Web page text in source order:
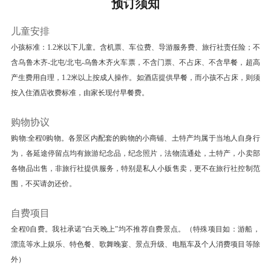
雪山中，处处是一幅幅美丽的画卷。禾木乡是中国
西部最北端的乡。禾木村是由保持着最完整民族传
统的图瓦人集中生活居住地、是著名的图瓦人村庄
之一，也是仅存的3个图瓦人村落（禾木村、喀纳
斯村和白哈巴村）中最远和最大的村庄，总面积
3040平方公里，全乡现有1800余人，其中蒙古族
图瓦人有1400多人，以蒙古族图瓦人和哈萨克族
为主，他们的木屋散布在山地草原上。
后入住酒店休息。
交通说明：此天行程安排越野车，4人一台车，如
不够人数，需与其它客人拼车。
餐饮
早餐：自理
中餐：自理
晚餐：自理
儿童安排
小孩标准：1.2米以下儿童。含机票、车位费、导游服务费、旅行社责任险；不
含乌鲁木齐-北屯/北屯-乌鲁木齐火车票，不含门票、不占床、不含早餐，超高
产生费用自理，1.2米以上按成人操作。如酒店提供早餐，而小孩不占床，则须
按入住酒店收费标准，由家长现付早餐费。
购物协议
购物:全程0购物。各景区内配套的购物的小商铺、土特产均属于当地人自身行
为，各延途停留点均有旅游纪念品，纪念照片，法物流通处，土特产，小卖部
各物品出售，非旅行社提供服务，特别是私人小贩售卖，更不在旅行社控制范
围，不买请勿还价。
自费项目
全程0自费。我社承诺“白天晚上”均不推荐自费景点。（特殊项目如：游船，
漂流等水上娱乐、特色餐、歌舞晚宴、景点升级、电瓶车及个人消费项目等除
外）